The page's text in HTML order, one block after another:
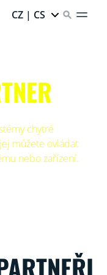
CZ | CS
chytré
můžete ovládat
nebo zařízení.